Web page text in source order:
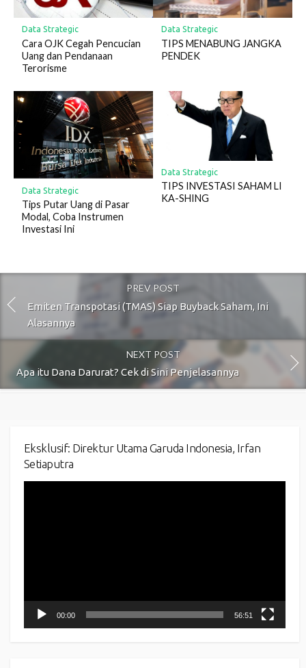
Data Strategic
Cara OJK Cegah Pencucian
Uang dan Pendanaan
Terorisme
Data Strategic
TIPS MENABUNG JANGKA
PENDEK
Data Strategic
Tips Putar Uang di Pasar
Modal, Coba Instrumen
Investasi Ini
Data Strategic
TIPS INVESTASI SAHAM LI
KA-SHING
PREV POST
Emiten Transpotasi (TMAS) Siap Buyback Saham, Ini
Alasannya
NEXT POST
Apa itu Dana Darurat? Cek di Sini Penjelasannya
Eksklusif: Direktur Utama Garuda Indonesia, Irfan
Setiaputra
00:00 56:51